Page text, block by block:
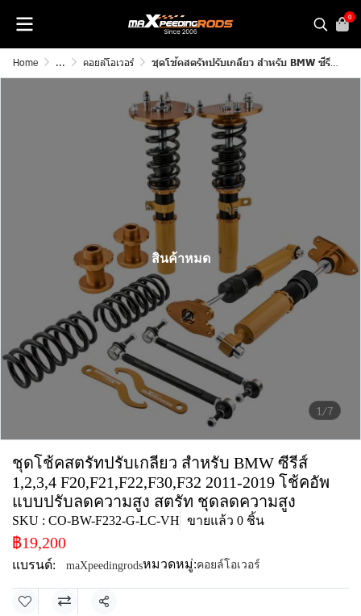
0
Home ... คอยล์โอเวอร์ ชุดโช้คสตรัทปรับเกลียว สำหรับ BMW ซีรีส์ 1,2,3,4 F20,F21,F22,F30,F32 2011-2019 โช้คอัพแบบปรับลดความสูง สตรัท ชุดลดความสูง
1/7
สินค้าหมด
ชุดโช้คสตรัทปรับเกลียว สำหรับ BMW ซีรีส์
1,2,3,4 F20,F21,F22,F30,F32 2011-2019 โช้คอัพ
แบบปรับลดความสูง สตรัท ชุดลดความสูง
SKU : CO-BW-F232-G-LC-VH ขายแล้ว 0 ชิ้น
฿19,200
แบรนด์: maXpeedingrodsหมวดหมู่:คอยล์โอเวอร์
แชร์